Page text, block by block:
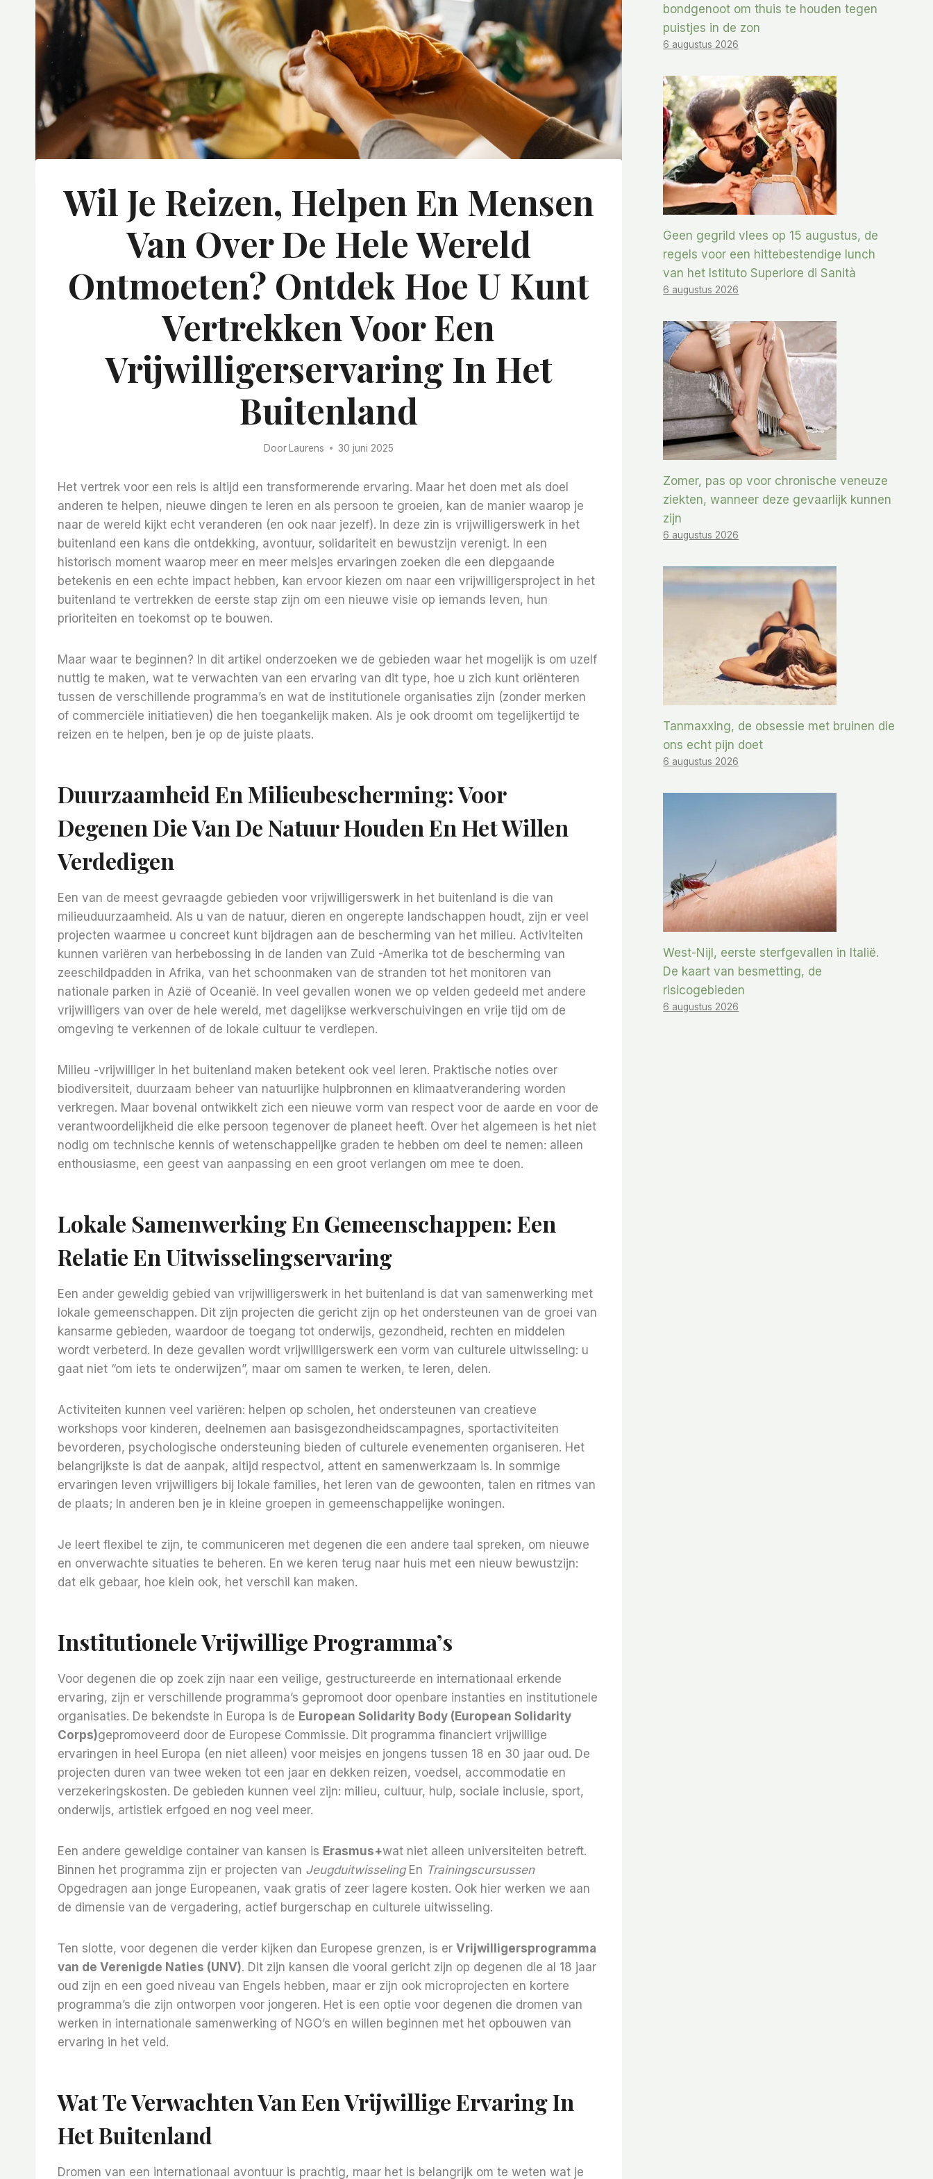
Wil Je Reizen, Helpen En Mensen
Van Over De Hele Wereld
Ontmoeten? Ontdek Hoe U Kunt
Vertrekken Voor Een
Vrijwilligerservaring In Het
Buitenland
Door Laurens 30 juni 2025
Het vertrek voor een reis is altijd een transformerende ervaring. Maar het doen met als doel
anderen te helpen, nieuwe dingen te leren en als persoon te groeien, kan de manier waarop je
naar de wereld kijkt echt veranderen (en ook naar jezelf). In deze zin is vrijwilligerswerk in het
buitenland een kans die ontdekking, avontuur, solidariteit en bewustzijn verenigt. In een
historisch moment waarop meer en meer meisjes ervaringen zoeken die een diepgaande
betekenis en een echte impact hebben, kan ervoor kiezen om naar een vrijwilligersproject in het
buitenland te vertrekken de eerste stap zijn om een ​​nieuwe visie op iemands leven, hun
prioriteiten en toekomst op te bouwen.
Maar waar te beginnen? In dit artikel onderzoeken we de gebieden waar het mogelijk is om uzelf
nuttig te maken, wat te verwachten van een ervaring van dit type, hoe u zich kunt oriënteren
tussen de verschillende programma’s en wat de institutionele organisaties zijn (zonder merken
of commerciële initiatieven) die hen toegankelijk maken. Als je ook droomt om tegelijkertijd te
reizen en te helpen, ben je op de juiste plaats.
Duurzaamheid En Milieubescherming: Voor
Degenen Die Van De Natuur Houden En Het Willen
Verdedigen
Een van de meest gevraagde gebieden voor vrijwilligerswerk in het buitenland is die van
milieuduurzaamheid. Als u van de natuur, dieren en ongerepte landschappen houdt, zijn er veel
projecten waarmee u concreet kunt bijdragen aan de bescherming van het milieu. Activiteiten
kunnen variëren van herbebossing in de landen van Zuid -Amerika tot de bescherming van
zeeschildpadden in Afrika, van het schoonmaken van de stranden tot het monitoren van
nationale parken in Azië of Oceanië. In veel gevallen wonen we op velden gedeeld met andere
vrijwilligers van over de hele wereld, met dagelijkse werkverschuivingen en vrije tijd om de
omgeving te verkennen of de lokale cultuur te verdiepen.
Milieu -vrijwilliger in het buitenland maken betekent ook veel leren. Praktische noties over
biodiversiteit, duurzaam beheer van natuurlijke hulpbronnen en klimaatverandering worden
verkregen. Maar bovenal ontwikkelt zich een nieuwe vorm van respect voor de aarde en voor de
verantwoordelijkheid die elke persoon tegenover de planeet heeft. Over het algemeen is het niet
nodig om technische kennis of wetenschappelijke graden te hebben om deel te nemen: alleen
enthousiasme, een geest van aanpassing en een groot verlangen om mee te doen.
Lokale Samenwerking En Gemeenschappen: Een
Relatie En Uitwisselingservaring
Een ander geweldig gebied van vrijwilligerswerk in het buitenland is dat van samenwerking met
lokale gemeenschappen. Dit zijn projecten die gericht zijn op het ondersteunen van de groei van
kansarme gebieden, waardoor de toegang tot onderwijs, gezondheid, rechten en middelen
wordt verbeterd. In deze gevallen wordt vrijwilligerswerk een vorm van culturele uitwisseling: u
gaat niet “om iets te onderwijzen”, maar om samen te werken, te leren, delen.
Activiteiten kunnen veel variëren: helpen op scholen, het ondersteunen van creatieve
workshops voor kinderen, deelnemen aan basisgezondheidscampagnes, sportactiviteiten
bevorderen, psychologische ondersteuning bieden of culturele evenementen organiseren. Het
belangrijkste is dat de aanpak, altijd respectvol, attent en samenwerkzaam is. In sommige
ervaringen leven vrijwilligers bij lokale families, het leren van de gewoonten, talen en ritmes van
de plaats; In anderen ben je in kleine groepen in gemeenschappelijke woningen.
Je leert flexibel te zijn, te communiceren met degenen die een andere taal spreken, om nieuwe
en onverwachte situaties te beheren. En we keren terug naar huis met een nieuw bewustzijn:
dat elk gebaar, hoe klein ook, het verschil kan maken.
Institutionele Vrijwillige Programma’s
Voor degenen die op zoek zijn naar een veilige, gestructureerde en internationaal erkende
ervaring, zijn er verschillende programma’s gepromoot door openbare instanties en institutionele
organisaties. De bekendste in Europa is de European Solidarity Body (European Solidarity
Corps)gepromoveerd door de Europese Commissie. Dit programma financiert vrijwillige
ervaringen in heel Europa (en niet alleen) voor meisjes en jongens tussen 18 en 30 jaar oud. De
projecten duren van twee weken tot een jaar en dekken reizen, voedsel, accommodatie en
verzekeringskosten. De gebieden kunnen veel zijn: milieu, cultuur, hulp, sociale inclusie, sport,
onderwijs, artistiek erfgoed en nog veel meer.
Een andere geweldige container van kansen is Erasmus+wat niet alleen universiteiten betreft.
Binnen het programma zijn er projecten van JeugduitwisselingEn Trainingscursussen
Opgedragen aan jonge Europeanen, vaak gratis of zeer lagere kosten. Ook hier werken we aan
de dimensie van de vergadering, actief burgerschap en culturele uitwisseling.
Ten slotte, voor degenen die verder kijken dan Europese grenzen, is er Vrijwilligersprogramma
van de Verenigde Naties (UNV). Dit zijn kansen die vooral gericht zijn op degenen die al 18 jaar
oud zijn en een goed niveau van Engels hebben, maar er zijn ook microprojecten en kortere
programma’s die zijn ontworpen voor jongeren. Het is een optie voor degenen die dromen van
werken in internationale samenwerking of NGO’s en willen beginnen met het opbouwen van
ervaring in het veld.
Wat Te Verwachten Van Een Vrijwillige Ervaring In
Het Buitenland
Dromen van een internationaal avontuur is prachtig, maar het is belangrijk om te weten wat je
bondgenoot om thuis te houden tegen
puistjes in de zon
6 augustus 2026
Geen gegrild vlees op 15 augustus, de
regels voor een hittebestendige lunch
van het Istituto Superiore di Sanità
6 augustus 2026
Zomer, pas op voor chronische veneuze
ziekten, wanneer deze gevaarlijk kunnen
zijn
6 augustus 2026
Tanmaxxing, de obsessie met bruinen die
ons echt pijn doet
6 augustus 2026
West-Nijl, eerste sterfgevallen in Italië.
De kaart van besmetting, de
risicogebieden
6 augustus 2026